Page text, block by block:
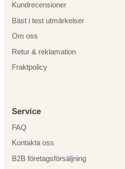
Kundrecensioner
Bäst i test utmärkelser
Om oss
Retur & reklamation
Fraktpolicy
Service
FAQ
Kontakta oss
B2B företagsförsäljning